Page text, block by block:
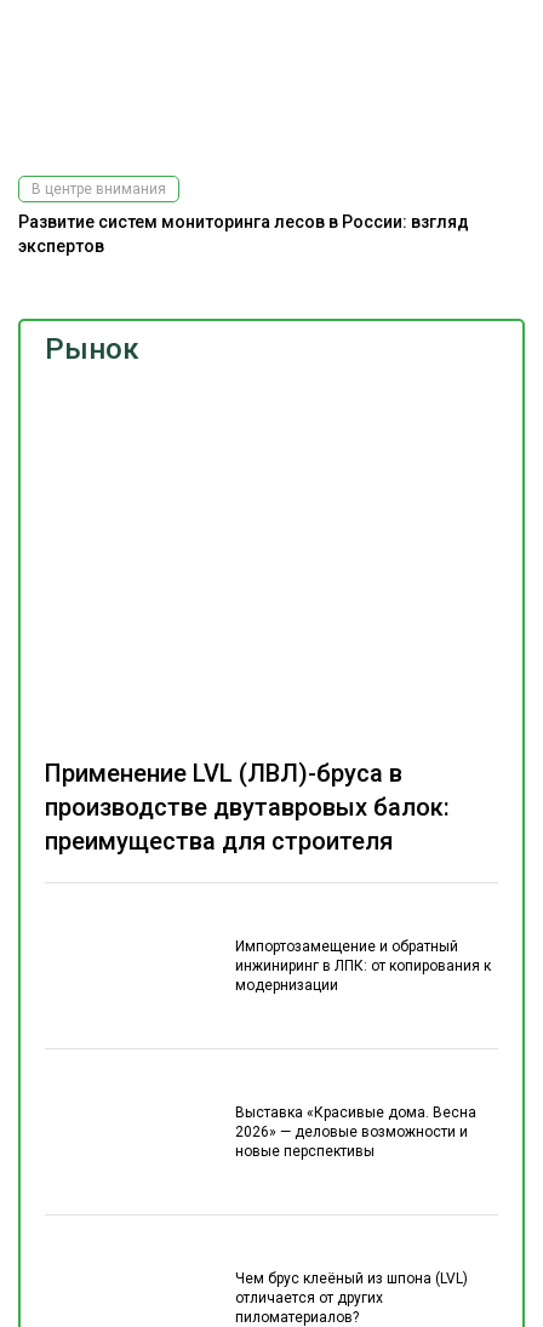
Рынок
Импортозамещение и обратный
инжиниринг в ЛПК: от копирования к
модернизации
Выставка «Красивые дома. Весна
2026» — деловые возможности и
новые перспективы
Чем брус клеёный из шпона (LVL)
отличается от других
пиломатериалов?
Применение LVL (ЛВЛ)-бруса в
производстве двутавровых балок:
преимущества для строителя
В центре внимания
Развитие систем мониторинга лесов в России: взгляд
экспертов